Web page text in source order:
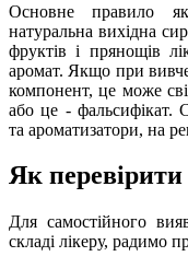
Основне правило
натуральна вихідна
фруктів і прянощів
аромат. Якщо при
компонент, це може
або це - фальсифікат.
та ароматизатори, на
Як перевірити
Для самостійного
складі лікеру, радимо